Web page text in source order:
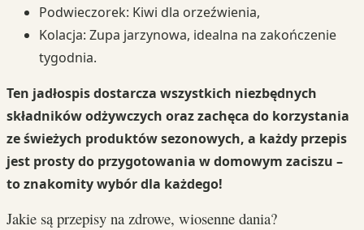
Podwieczorek: Kiwi dla orzeźwienia,
Kolacja: Zupa jarzynowa, idealna na zakończenie
tygodnia.
Ten jadłospis dostarcza wszystkich niezbędnych
składników odżywczych oraz zachęca do korzystania
ze świeżych produktów sezonowych, a każdy przepis
jest prosty do przygotowania w domowym zaciszu –
to znakomity wybór dla każdego!
Jakie są przepisy na zdrowe, wiosenne dania?